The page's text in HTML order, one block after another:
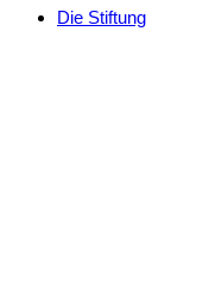
Die Stiftung